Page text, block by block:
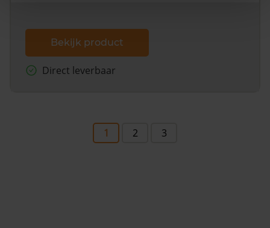
Bekijk product
Direct leverbaar
1 2 3